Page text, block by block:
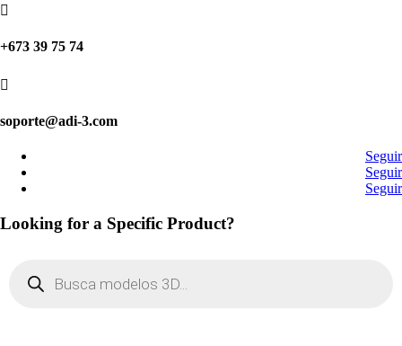

+673 39 75 74

soporte@adi-3.com
Seguir
Seguir
Seguir
Looking for a Specific Product?
productos